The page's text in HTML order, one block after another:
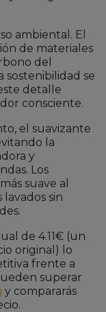
ambiental. El
de materiales
del
se
detalle
consciente.
el suavizante
la
y
Los
suave al
sin
de 4.11€ (un
original) lo
frente a
superar
y compararás